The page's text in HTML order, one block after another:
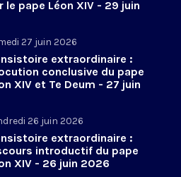
le pape Léon XIV - 29 juin
27 juin 2026
extraordinaire :
conclusive du pape
XIV et Te Deum - 27 juin
26 juin 2026
extraordinaire :
introductif du pape
XIV - 26 juin 2026